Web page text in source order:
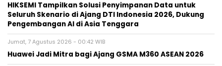
HIKSEMI Tampilkan Solusi Penyimpanan Data untuk
Seluruh Skenario di Ajang DTI Indonesia 2026, Dukung
Pengembangan AI di Asia Tenggara
Jumat, 7 Agustus 2026 - 00:42 WIB
Huawei Jadi Mitra bagi Ajang GSMA M360 ASEAN 2026